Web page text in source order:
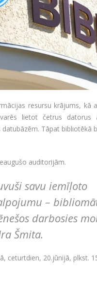
resursu krājums, kā
lietot četrus datorus
Tāpat bibliotēkā
auditorijām.
savu iemīļoto
–
darbosies
Šmita.
ceturtdien, 20.jūnijā, plkst.